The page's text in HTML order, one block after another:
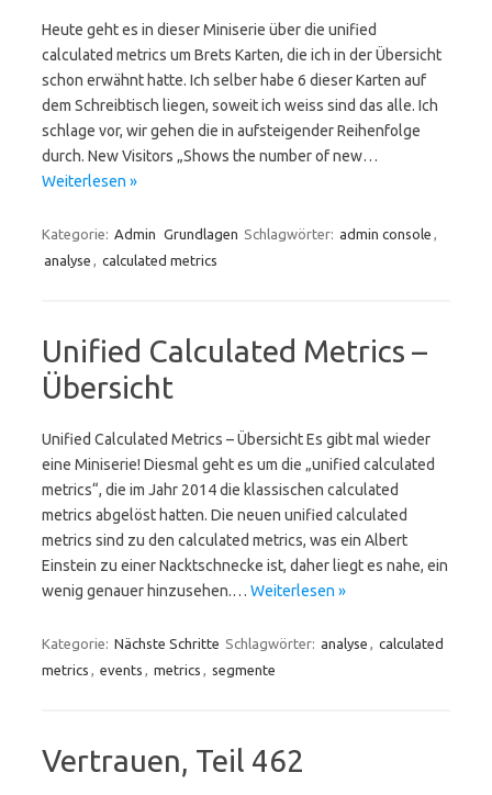
Heute geht es in dieser Miniserie über die unified
calculated metrics um Brets Karten, die ich in der Übersicht
schon erwähnt hatte. Ich selber habe 6 dieser Karten auf
dem Schreibtisch liegen, soweit ich weiss sind das alle. Ich
schlage vor, wir gehen die in aufsteigender Reihenfolge
durch. New Visitors „Shows the number of new…
Weiterlesen »
Kategorie: Admin Grundlagen Schlagwörter: admin console ,
analyse , calculated metrics
Unified Calculated Metrics –
Übersicht
Unified Calculated Metrics – Übersicht Es gibt mal wieder
eine Miniserie! Diesmal geht es um die „unified calculated
metrics“, die im Jahr 2014 die klassischen calculated
metrics abgelöst hatten. Die neuen unified calculated
metrics sind zu den calculated metrics, was ein Albert
Einstein zu einer Nacktschnecke ist, daher liegt es nahe, ein
wenig genauer hinzusehen.… Weiterlesen »
Kategorie: Nächste Schritte Schlagwörter: analyse , calculated
metrics , events , metrics , segmente
Vertrauen, Teil 462